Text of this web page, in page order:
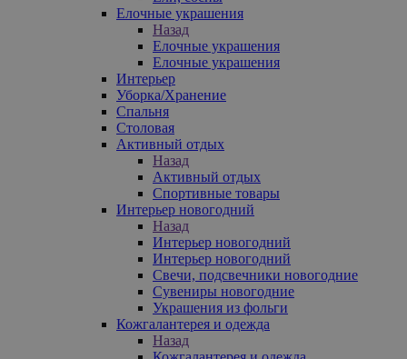
Елочные украшения
Назад
Елочные украшения
Елочные украшения
Интерьер
Уборка/Хранение
Спальня
Столовая
Активный отдых
Назад
Активный отдых
Спортивные товары
Интерьер новогодний
Назад
Интерьер новогодний
Интерьер новогодний
Свечи, подсвечники новогодние
Сувениры новогодние
Украшения из фольги
Кожгалантерея и одежда
Назад